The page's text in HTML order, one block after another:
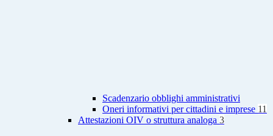
Scadenzario obblighi amministrativi
Oneri informativi per cittadini e imprese 11
Attestazioni OIV o struttura analoga 3